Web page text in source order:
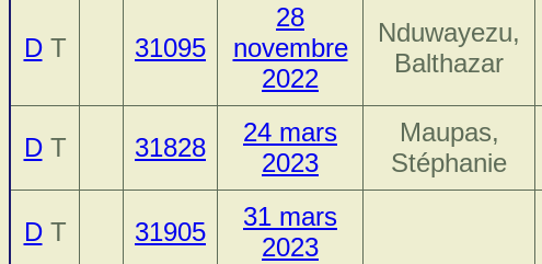
DT 31095
28
novembre
2022
Nduwayezu,
Balthazar
DT 31828
24 mars
2023
Maupas,
Stéphanie
DT 31905
31 mars
2023